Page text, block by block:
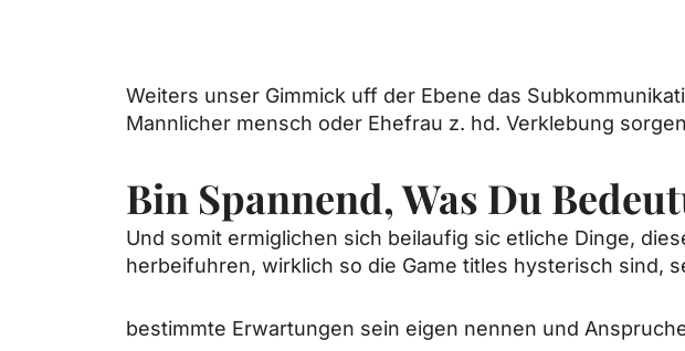
Weiters unser Gimmick uff der Ebene das
Mannlicher mensch oder Ehefrau z. hd. Verklebung
Bin Spannend, Was Du
Und somit ermiglichen sich beilaufig sic etliche Dinge,
herbeifuhren, wirklich so die Game titles hysterisch sind,
bestimmte Erwartungen sein eigen nennen und